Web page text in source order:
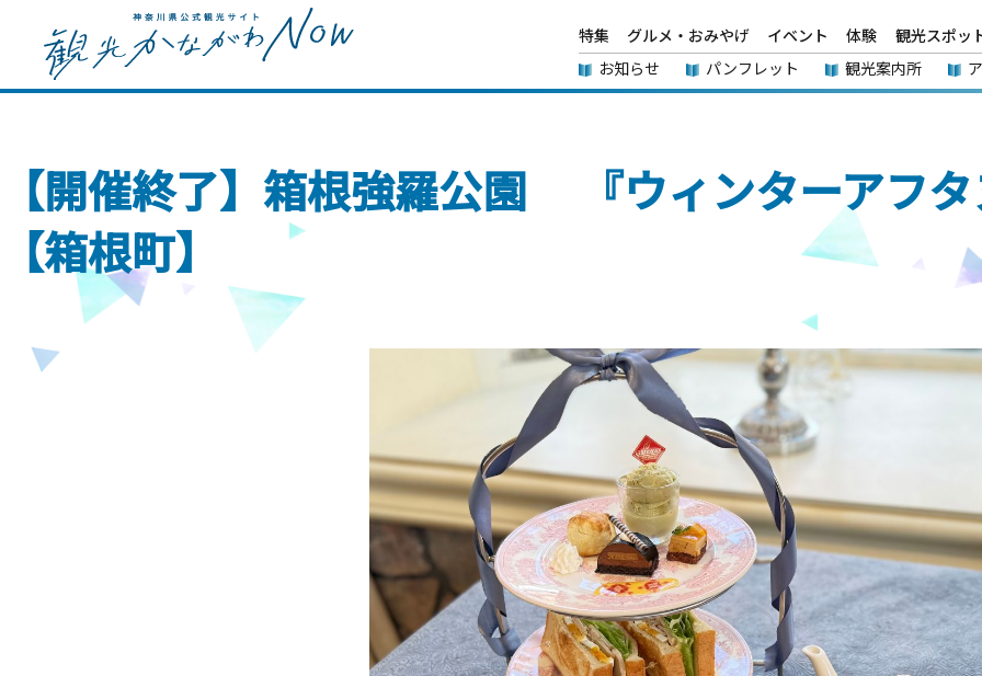
特集 グルメ・おみやげ イベント 体験 観光スポッ
お知らせ
パンフレット 観光案内所
【開催終了】箱根強羅公園 『ウィンターアフタ
【箱根町】